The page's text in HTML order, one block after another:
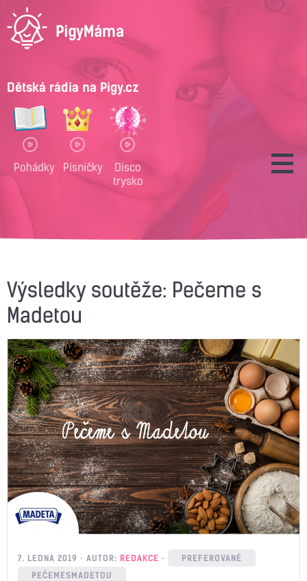
Dětská rádia na Pigy.cz
Pohádky Písničky
Disco
trysko
Výsledky soutěže: Pečeme s
Madetou
7. LEDNA 2019 AUTOR: REDAKCE
PREFEROVANÉ
PEČEMESMADETOU